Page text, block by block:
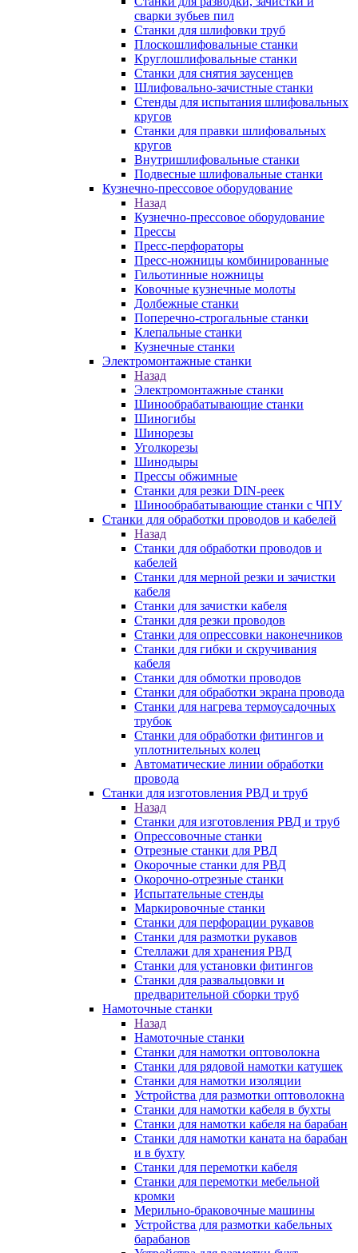
сварки зубьев пил
Станки для шлифовки труб
Плоскошлифовальные станки
Круглошлифовальные станки
Станки для снятия заусенцев
Шлифовально-зачистные станки
Стенды для испытания шлифовальных
кругов
Станки для правки шлифовальных
кругов
Внутришлифовальные станки
Подвесные шлифовальные станки
Кузнечно-прессовое оборудование
Назад
Кузнечно-прессовое оборудование
Прессы
Пресс-перфораторы
Пресс-ножницы комбинированные
Гильотинные ножницы
Ковочные кузнечные молоты
Долбежные станки
Поперечно-строгальные станки
Клепальные станки
Кузнечные станки
Электромонтажные станки
Назад
Электромонтажные станки
Шинообрабатывающие станки
Шиногибы
Шинорезы
Уголкорезы
Шинодыры
Прессы обжимные
Станки для резки DIN-реек
Шинообрабатывающие станки с ЧПУ
Станки для обработки проводов и кабелей
Назад
Станки для обработки проводов и
кабелей
Станки для мерной резки и зачистки
кабеля
Станки для зачистки кабеля
Станки для резки проводов
Станки для опрессовки наконечников
Станки для гибки и скручивания
кабеля
Станки для обмотки проводов
Станки для обработки экрана провода
Станки для нагрева термоусадочных
трубок
Станки для обработки фитингов и
уплотнительных колец
Автоматические линии обработки
провода
Станки для изготовления РВД и труб
Назад
Станки для изготовления РВД и труб
Опрессовочные станки
Отрезные станки для РВД
Окорочные станки для РВД
Окорочно-отрезные станки
Испытательные стенды
Маркировочные станки
Станки для перфорации рукавов
Станки для размотки рукавов
Стеллажи для хранения РВД
Станки для установки фитингов
Станки для развальцовки и
предварительной сборки труб
Намоточные станки
Назад
Намоточные станки
Станки для намотки оптоволокна
Станки для рядовой намотки катушек
Станки для намотки изоляции
Устройства для размотки оптоволокна
Станки для намотки кабеля в бухты
Станки для намотки кабеля на барабан
Станки для намотки каната на барабан
и в бухту
Станки для перемотки кабеля
Станки для перемотки мебельной
кромки
Мерильно-браковочные машины
Устройства для размотки кабельных
барабанов